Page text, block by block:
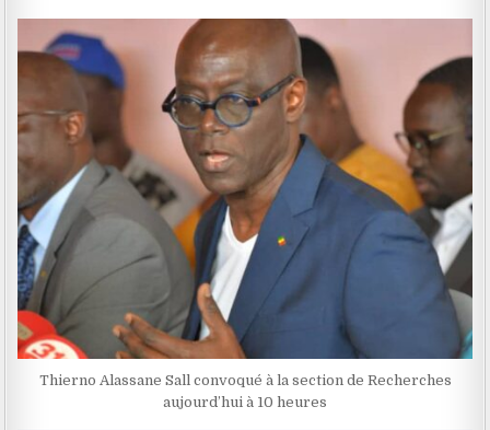
Thierno Alassane Sall convoqué à la section de Recherches
aujourd’hui à 10 heures